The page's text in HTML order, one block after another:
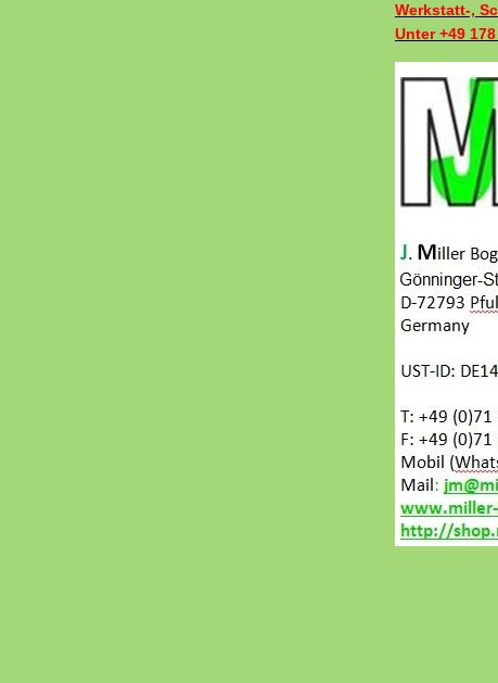
Werkstatt-,
Unter +49